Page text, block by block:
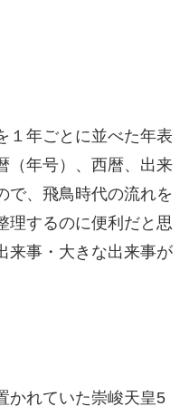
１年ごとに並べた年表
年号）、西暦、出来
で、飛鳥時代の流れを
理するのに便利だと思
来事・大きな出来事が
かれていた崇峻天皇5